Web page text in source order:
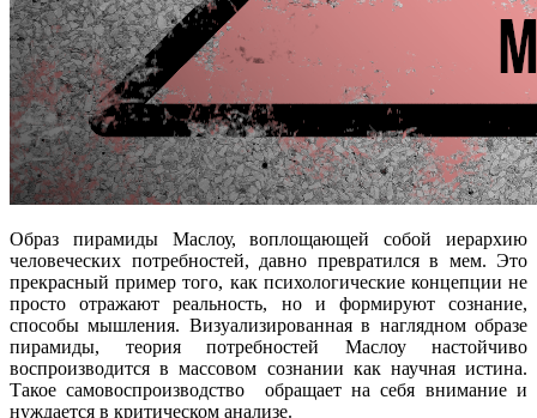
Образ пирамиды Маслоу, воплощающей собой иерархию
человеческих потребностей, давно превратился в мем. Это
прекрасный пример того, как психологические концепции не
просто отражают реальность, но и формируют сознание,
способы мышления. Визуализированная в наглядном образе
пирамиды, теория потребностей Маслоу настойчиво
воспроизводится в массовом сознании как научная истина.
Такое самовоспроизводство обращает на себя внимание и
нуждается в критическом анализе.